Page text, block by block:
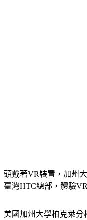
頭戴著VR裝置，加州
臺灣HTC總部，體驗
美國加州大學柏克萊分